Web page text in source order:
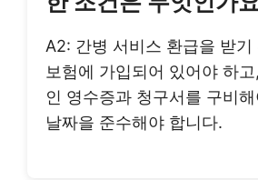
A2: 간병 서비스 환급을 받기
보험에 가입되어 있어야 하
인 영수증과 청구서를 구비
날짜을 준수해야 합니다.